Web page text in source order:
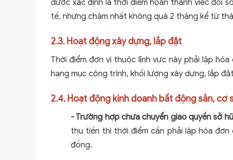
được xác định là thời điểm hoàn thành việc đối
tế, nhưng chậm nhất không quá 2 tháng kể từ
2.3. Hoạt động xây dựng, lắp đặt
Thời điểm đơn vị thuộc lĩnh vực này phải lập
hạng mục công trình, khối lượng xây dựng, lắp
2.4. Hoạt động kinh doanh bất động sản, cơ
- Trường hợp chưa chuyển giao quyền sở
thu tiền thì thời điểm cần phải lập hóa
đồng.